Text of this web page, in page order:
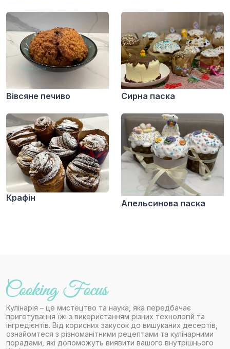
Вівсяне печиво Сирна паска
Крафін
Апельсинова паска
Кулінарія – це мистецтво та наука, яка передбачає
приготування їжі з використанням різних технологій та
інгредієнтів. Від корисних закусок до вишуканих десертів,
ознайомтеся з різноманітними рецептами та кулінарними
порадами, які допоможуть виявити вашого внутрішнього